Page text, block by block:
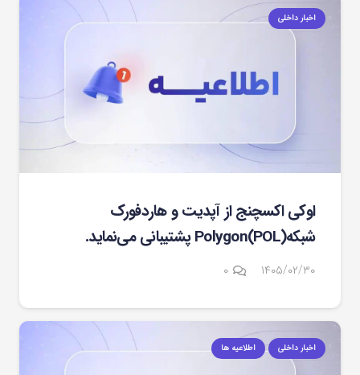
اخبار داخلی
اوکی اکسچنج از آپدیت و هاردفورک
شبکهPolygon(POL) پشتیبانی می‌نماید.
۱۴۰۵/۰۲/۳۰ ۰
اخبار داخلی اطلاعیه ها